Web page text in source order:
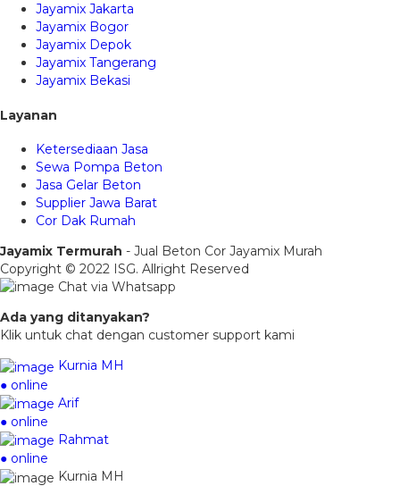
Jayamix Jakarta
Jayamix Bogor
Jayamix Depok
Jayamix Tangerang
Jayamix Bekasi
Layanan
Ketersediaan Jasa
Sewa Pompa Beton
Jasa Gelar Beton
Supplier Jawa Barat
Cor Dak Rumah
Jayamix Termurah - Jual Beton Cor Jayamix Murah
Copyright © 2022 ISG. Allright Reserved
Chat via Whatsapp
Ada yang ditanyakan?
Klik untuk chat dengan customer support kami
Kurnia MH
● online
Arif
● online
Rahmat
● online
Kurnia MH